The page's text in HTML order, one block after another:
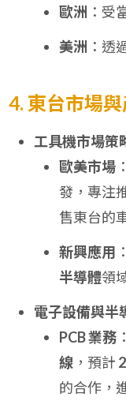
歐洲 ：受
美洲 ：透
4. 東台市場
工具機市場策
歐美市場
發，專注
售東台的
新興應用
半導體領
電子設備與半
PCB 業務
線 ，預計
的合作，